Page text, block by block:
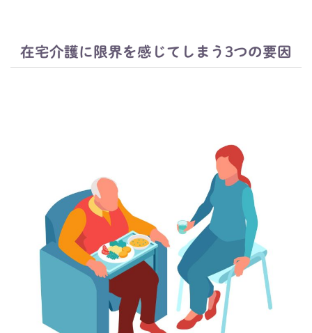
在宅介護に限界を感じてしまう3つの要因